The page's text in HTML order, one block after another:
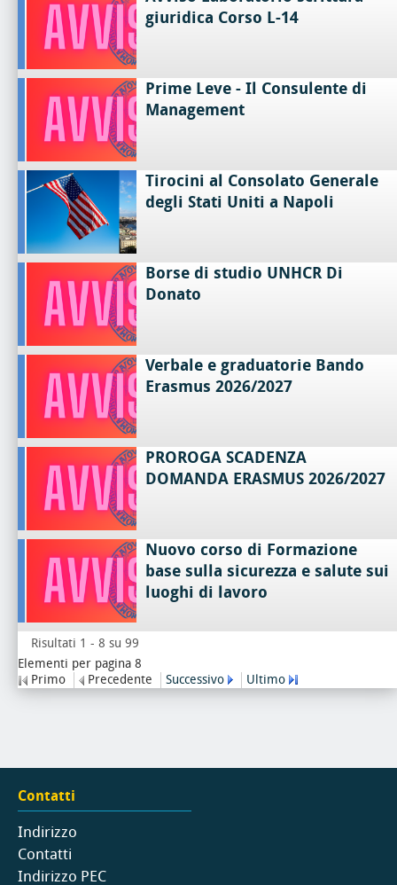
giuridica Corso L-14
Prime Leve - Il Consulente di
Management
Tirocini al Consolato Generale
degli Stati Uniti a Napoli
Borse di studio UNHCR Di
Donato
Verbale e graduatorie Bando
Erasmus 2026/2027
PROROGA SCADENZA
DOMANDA ERASMUS 2026/2027
Nuovo corso di Formazione
base sulla sicurezza e salute sui
luoghi di lavoro
Risultati 1 - 8 su 99
Elementi per pagina 8
Primo
Precedente Successivo Ultimo
Contatti
Indirizzo
Contatti
Indirizzo PEC